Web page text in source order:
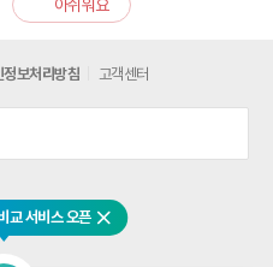
아쉬워요
교 서비스 오픈 닫기
정보처리방침 고객센터